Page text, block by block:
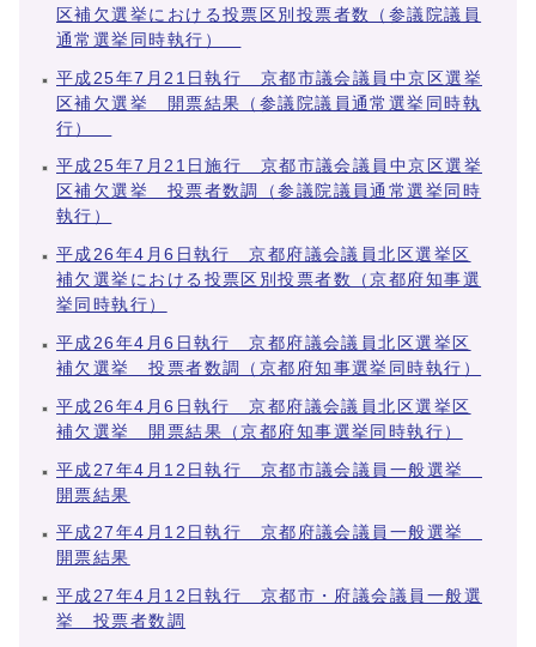
区補欠選挙における投票区別投票者数（参議院議員
通常選挙同時執行）
平成25年7月21日執行 京都市議会議員中京区選挙
区補欠選挙 開票結果（参議院議員通常選挙同時執
行）
平成25年7月21日施行 京都市議会議員中京区選挙
区補欠選挙 投票者数調（参議院議員通常選挙同時
執行）
平成26年4月6日執行 京都府議会議員北区選挙区
補欠選挙における投票区別投票者数（京都府知事選
挙同時執行）
平成26年4月6日執行 京都府議会議員北区選挙区
補欠選挙 投票者数調（京都府知事選挙同時執行）
平成26年4月6日執行 京都府議会議員北区選挙区
補欠選挙 開票結果（京都府知事選挙同時執行）
平成27年4月12日執行 京都市議会議員一般選挙
開票結果
平成27年4月12日執行 京都府議会議員一般選挙
開票結果
平成27年4月12日執行 京都市・府議会議員一般選
挙 投票者数調